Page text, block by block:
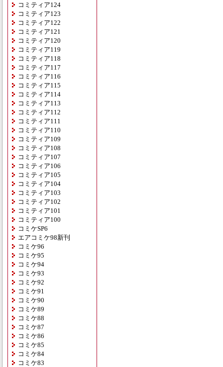
コミティア124
コミティア123
コミティア122
コミティア121
コミティア120
コミティア119
コミティア118
コミティア117
コミティア116
コミティア115
コミティア114
コミティア113
コミティア112
コミティア111
コミティア110
コミティア109
コミティア108
コミティア107
コミティア106
コミティア105
コミティア104
コミティア103
コミティア102
コミティア101
コミティア100
コミケSP6
エアコミケ98新刊
コミケ96
コミケ95
コミケ94
コミケ93
コミケ92
コミケ91
コミケ90
コミケ89
コミケ88
コミケ87
コミケ86
コミケ85
コミケ84
コミケ83